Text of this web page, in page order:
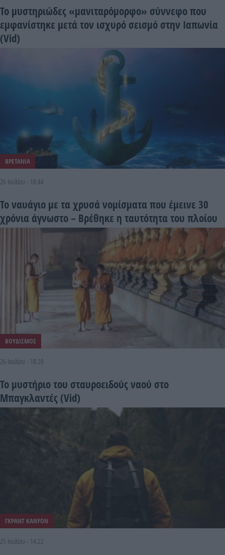
Το μυστηριώδες «μανιταρόμορφο» σύννεφο που
εμφανίστηκε μετά τον ισχυρό σεισμό στην Ιαπωνία
(Vid)
ΒΡΕΤΑΝΙΑ
26 Ιουλίου - 18:44
Το ναυάγιο με τα χρυσά νομίσματα που έμεινε 30
χρόνια άγνωστο – Βρέθηκε η ταυτότητα του πλοίου
ΒΟΥΔΙΣΜΟΣ
26 Ιουλίου - 18:20
Το μυστήριο του σταυροειδούς ναού στο
Μπαγκλαντές (Vid)
ΓΚΡΑΝΤ ΚΑΝΥΟΝ
25 Ιουλίου - 14:22